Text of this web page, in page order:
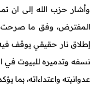
وأشار حزب الله إلى ان
المفترض، وفق ما صرحت
إطلاق نار حقيقي يوقف
نسفه وتدميره للبيوت في
عدوانيته واعتداءاته، بما